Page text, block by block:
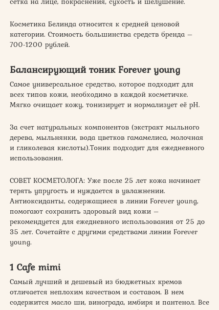
Косметика Белинда относится к средней ценовой
категории. Стоимость большинства средств бренда –
700-1200 рублей.
Балансирующий тоник Forever young
Самое универсальное средство, которое подходит для
всех типов кожи, необходимо в каждой косметичке.
Мягко очищает кожу, тонизирует и нормализует её рН.
За счет натуральных компонентов (экстракт мыльного
дерева, мыльнянки, вода цветков гамамелиса, молочная
и гликолевая кислоты).Тоник подходит для ежедневного
использования.
СОВЕТ КОСМЕТОЛОГА: Уже после 25 лет кожа начинает
терять упругость и нуждается в увлажнении.
Антиоксиданты, содержащиеся в линии Forever young,
помогают сохранить здоровый вид кожи –
рекомендуется для ежедневного использования от 25 до
35 лет. Сочетайте с другими средствами линии Forever
young.
1 Cafe mimi
Самый лучший и дешевый из бюджетных кремов
отличается неплохим качеством и составом. В нем
содержится масло ши, винограда, имбиря и пантенол. Все